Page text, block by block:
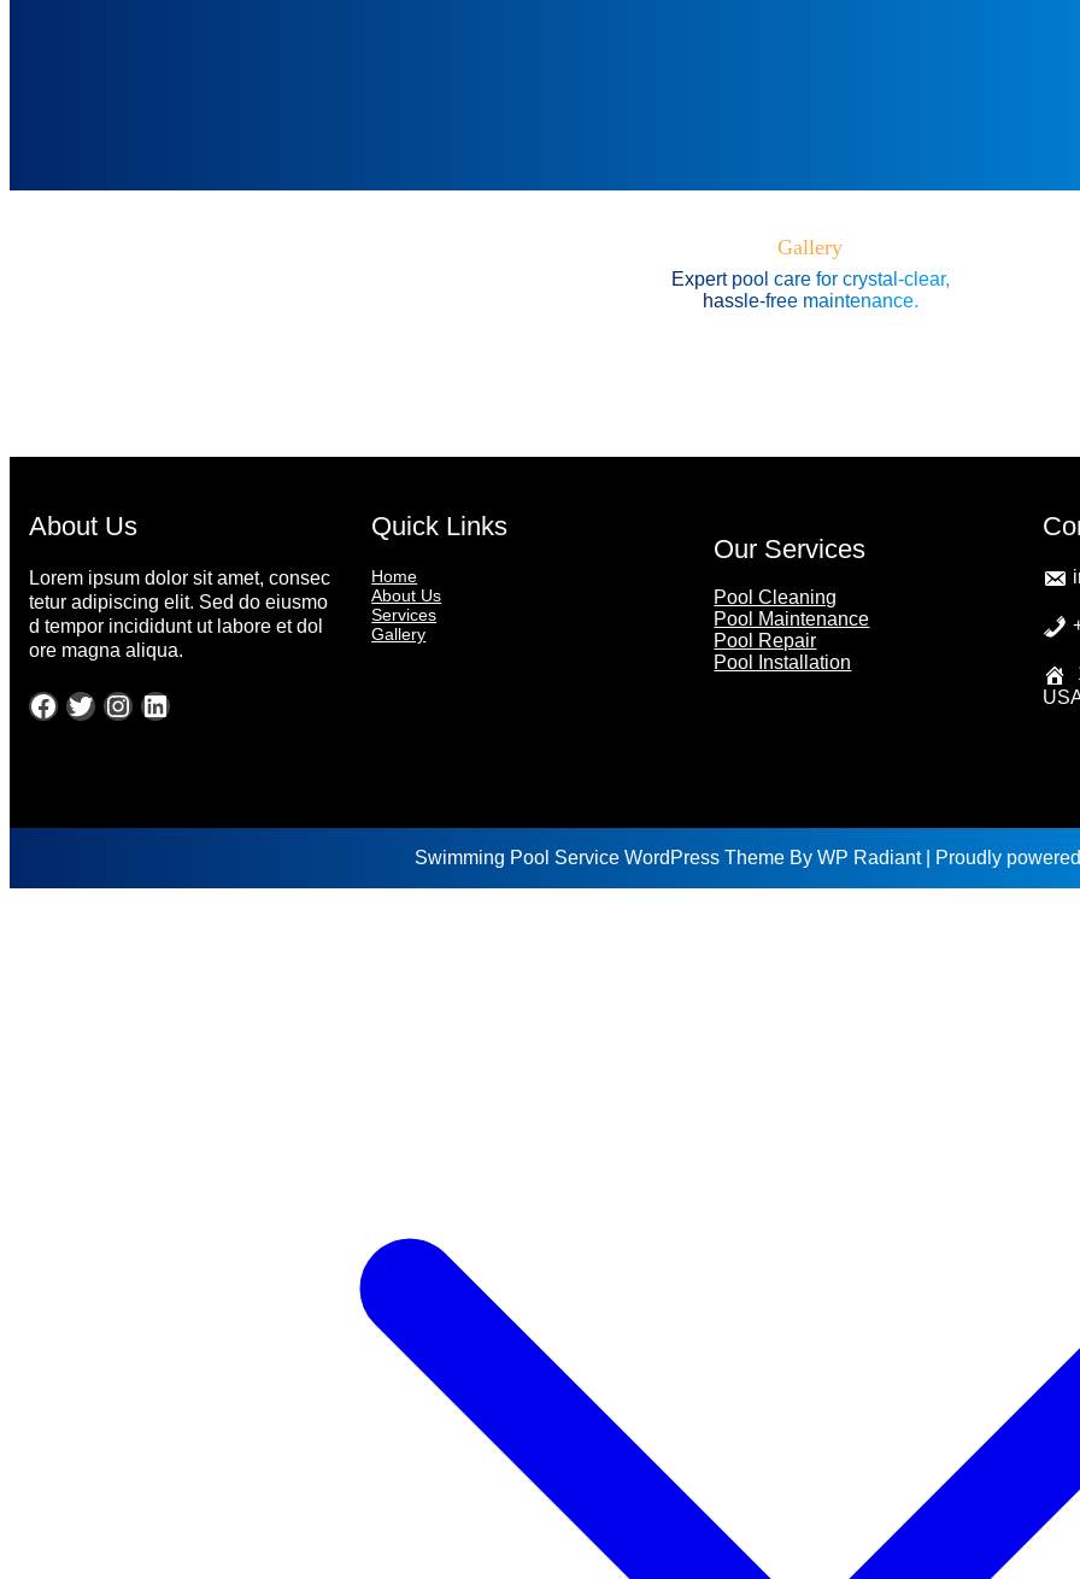
Gallery
Expert pool care for crystal-clear,
hassle-free maintenance.
About Us
Lorem ipsum dolor sit amet, consec
tetur adipiscing elit. Sed do eiusmo
d tempor incididunt ut labore et dol
ore magna aliqua.
Quick Links
Home
About Us
Services
Gallery
Our Services
Pool Cleaning
Pool Maintenance
Pool Repair
Pool Installation
Swimming Pool Service WordPress ThemeBy WP Radiant| Proudly